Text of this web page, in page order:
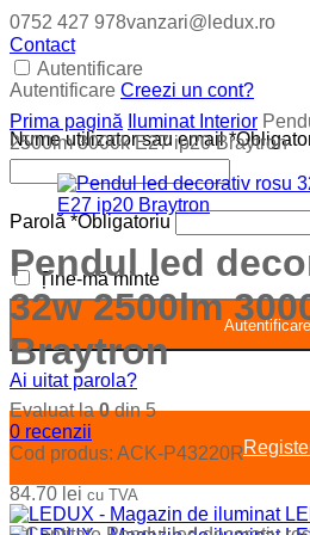
0752 427 978vanzari@ledux.ro
Contact
Autentificare
Autentificare Creezi un cont?
Nume utilizator sau email*
Parolă *Obligatoriu
Ține-mă minte
Autentificare
Ai uitat parola?
Prima pagină Iluminat Interior
2500lm 3000k E27 ip20 Braytron
Pendul led
32w 2500lm
Braytron
Evaluat la0din 5
0 recenzii
Cod produs: ACK-P43220R
84.70 lei cu TVA